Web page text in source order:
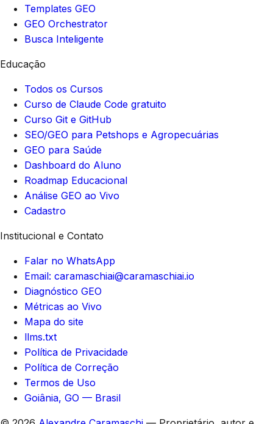
Templates GEO
GEO Orchestrator
Busca Inteligente
Educação
Todos os Cursos
Curso de Claude Code gratuito
Curso Git e GitHub
SEO/GEO para Petshops e Agropecuárias
GEO para Saúde
Dashboard do Aluno
Roadmap Educacional
Análise GEO ao Vivo
Cadastro
Institucional e Contato
Falar no WhatsApp
Email: caramaschiai@caramaschiai.io
Diagnóstico GEO
Métricas ao Vivo
Mapa do site
llms.txt
Política de Privacidade
Política de Correção
Termos de Uso
Goiânia, GO — Brasil